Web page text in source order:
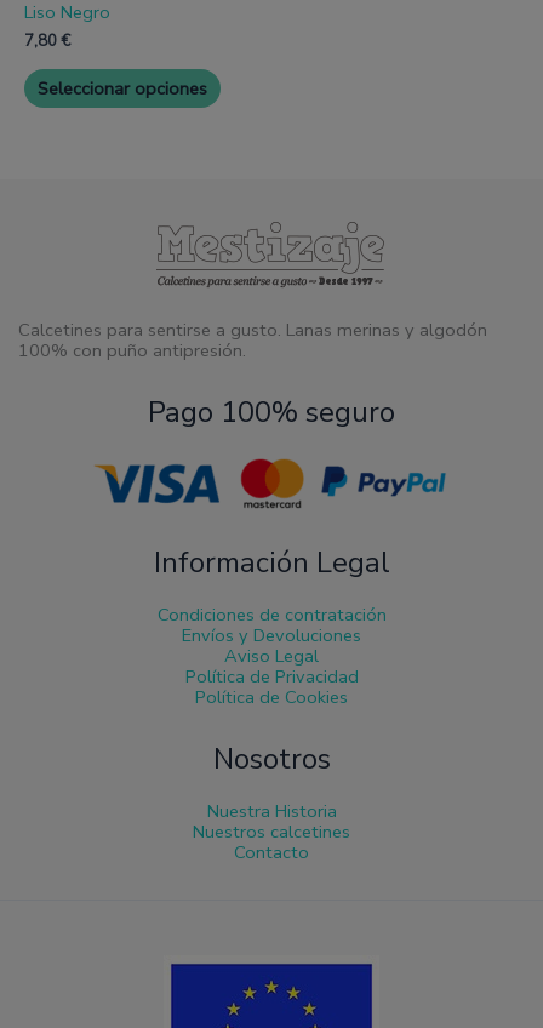
Liso Negro
7,80€
Seleccionar opciones
Calcetines para sentirse a gusto. Lanas merinas y algodón
100% con puño antipresión.
Pago 100% seguro
Información Legal
Condiciones de contratación
Envíos y Devoluciones
Aviso Legal
Política de Privacidad
Política de Cookies
Nosotros
Nuestra Historia
Nuestros calcetines
Contacto